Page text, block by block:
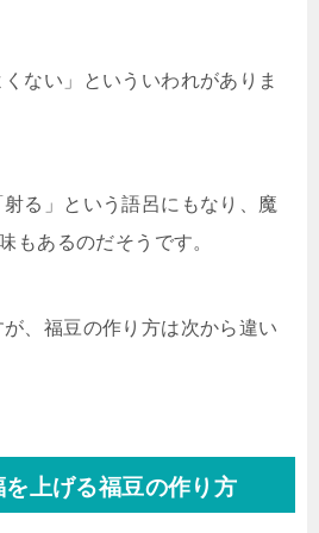
ない」といういわれがありま
る」という語呂にもなり、魔
もあるのだそうです。
、福豆の作り方は次から違い
上げる福豆の作り方